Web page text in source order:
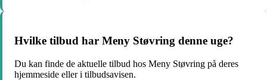
Hvilke tilbud har Meny Støvring denne uge?
Du kan finde de aktuelle tilbud hos Meny Støvring på deres
hjemmeside eller i tilbudsavisen.